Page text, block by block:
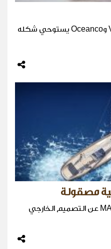
. يخت Lily من تصميم Vripack وOceanco يستوحي شكله
مصقولة
.كشفت شركة MASK Architects عن التصميم الخارجي